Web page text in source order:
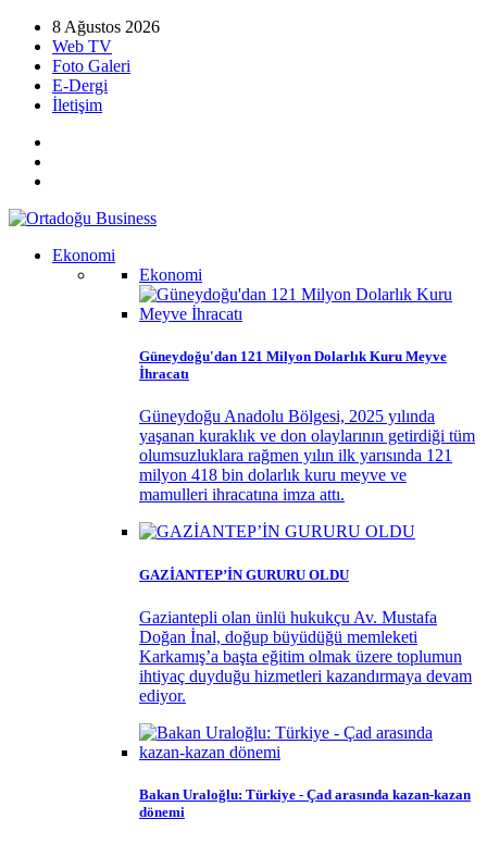
8 Ağustos 2026
Web TV
Foto Galeri
E-Dergi
İletişim
Ekonomi
Ekonomi
Güneydoğu'dan 121 Milyon Dolarlık Kuru Meyve
İhracatı
Güneydoğu Anadolu Bölgesi, 2025 yılında
yaşanan kuraklık ve don olaylarının getirdiği tüm
olumsuzluklara rağmen yılın ilk yarısında 121
milyon 418 bin dolarlık kuru meyve ve
mamulleri ihracatına imza attı.
GAZİANTEP’İN GURURU OLDU
Gaziantepli olan ünlü hukukçu Av. Mustafa
Doğan İnal, doğup büyüdüğü memleketi
Karkamış’a başta eğitim olmak üzere toplumun
ihtiyaç duyduğu hizmetleri kazandırmaya devam
ediyor.
Bakan Uraloğlu: Türkiye - Çad arasında kazan-kazan
dönemi